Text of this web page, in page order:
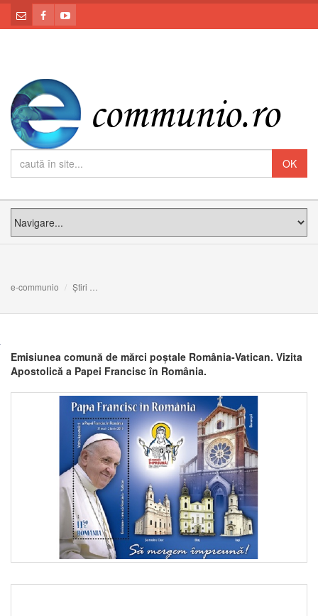
e-communio Știri
Emisiunea comună de mărci poștale România-Vatican. Vizita
Apostolică a Papei Francisc în România.